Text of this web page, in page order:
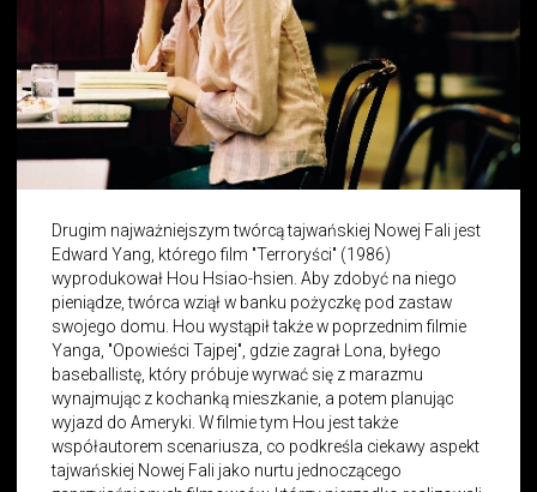
Drugim najważniejszym twórcą tajwańskiej Nowej Fali jest
Edward Yang, którego film "Terroryści" (1986)
wyprodukował Hou Hsiao-hsien. Aby zdobyć na niego
pieniądze, twórca wziął w banku pożyczkę pod zastaw
swojego domu. Hou wystąpił także w poprzednim filmie
Yanga, "Opowieści Tajpej", gdzie zagrał Lona, byłego
baseballistę, który próbuje wyrwać się z marazmu
wynajmując z kochanką mieszkanie, a potem planując
wyjazd do Ameryki. W filmie tym Hou jest także
współautorem scenariusza, co podkreśla ciekawy aspekt
tajwańskiej Nowej Fali jako nurtu jednoczącego